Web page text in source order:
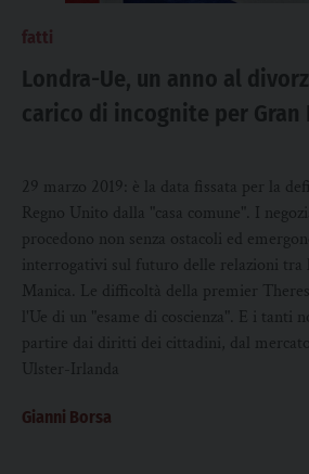
fatti
Londra-Ue, un anno al
carico di incognite per Gran
29 marzo 2019: è la data fissata per la
Regno Unito dalla "casa comune". I
procedono non senza ostacoli ed
interrogativi sul futuro delle relazioni tra
Manica. Le difficoltà della premier
l'Ue di un "esame di coscienza". E i tanti
partire dai diritti dei cittadini, dal
Ulster-Irlanda
Gianni Borsa